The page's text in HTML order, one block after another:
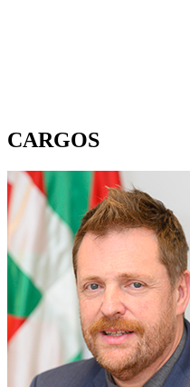
CARGOS